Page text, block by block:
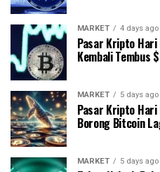
MARKET 4 days ago
Pasar Kripto
Kembali Tembus
MARKET 5 days ago
Pasar Kripto
Borong Bitcoin
MARKET 5 days ago